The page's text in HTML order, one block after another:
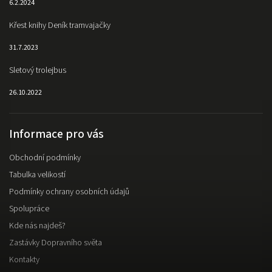
6.2.2024
Křest knihy Deník tramvajačky
31.7.2023
Sletový trolejbus
26.10.2022
Informace pro vás
Obchodní podmínky
Tabulka velikostí
Podmínky ochrany osobních údajů
Spolupráce
Kde nás najdeš?
Zastávky Dopravního světa
Kontakty